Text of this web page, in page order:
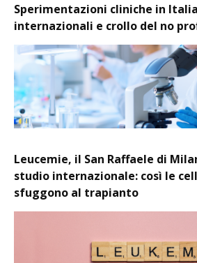
Sperimentazioni cliniche in
internazionali e crollo del no
Leucemie, il San Raffaele di
studio internazionale: così le
sfuggono al trapianto